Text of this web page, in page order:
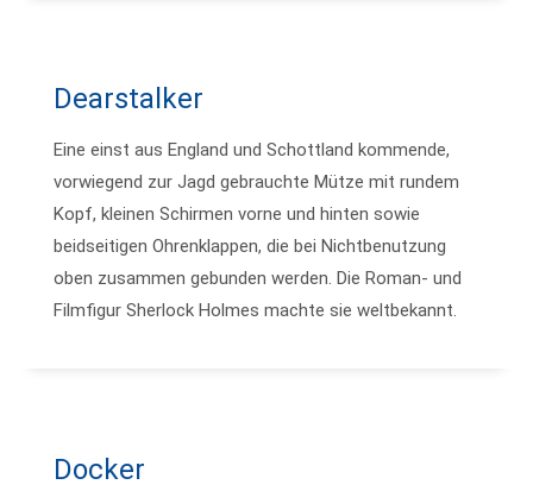
Dearstalker
Eine einst aus England und Schottland kommende,
vorwiegend zur Jagd gebrauchte Mütze mit rundem
Kopf, kleinen Schirmen vorne und hinten sowie
beidseitigen Ohrenklappen, die bei Nichtbenutzung
oben zusammen gebunden werden. Die Roman- und
Filmfigur Sherlock Holmes machte sie weltbekannt.
Docker